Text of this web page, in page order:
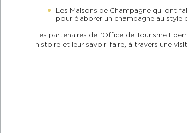
Les Maisons de Champagne qui ont
pour élaborer un champagne au style
Les partenaires de l’Office de Tourisme
histoire et leur savoir-faire, à travers une